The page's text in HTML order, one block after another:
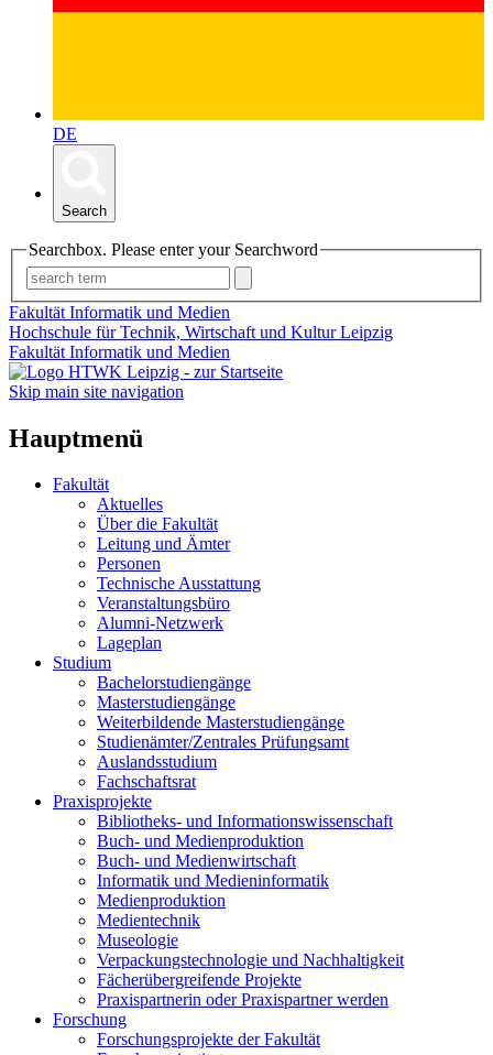
DE
Search
Searchbox. Please enter your Searchword
Fakultät Informatik und Medien
Hochschule für Technik, Wirtschaft und Kultur Leipzig
Fakultät Informatik und Medien
Skip main site navigation
Hauptmenü
Fakultät
Aktuelles
Über die Fakultät
Leitung und Ämter
Personen
Technische Ausstattung
Veranstaltungsbüro
Alumni-Netzwerk
Lageplan
Studium
Bachelorstudiengänge
Masterstudiengänge
Weiterbildende Masterstudiengänge
Studienämter/Zentrales Prüfungsamt
Auslandsstudium
Fachschaftsrat
Praxisprojekte
Bibliotheks- und Informationswissenschaft
Buch- und Medienproduktion
Buch- und Medienwirtschaft
Informatik und Medieninformatik
Medienproduktion
Medientechnik
Museologie
Verpackungstechnologie und Nachhaltigkeit
Fächerübergreifende Projekte
Praxispartnerin oder Praxispartner werden
Forschung
Forschungsprojekte der Fakultät